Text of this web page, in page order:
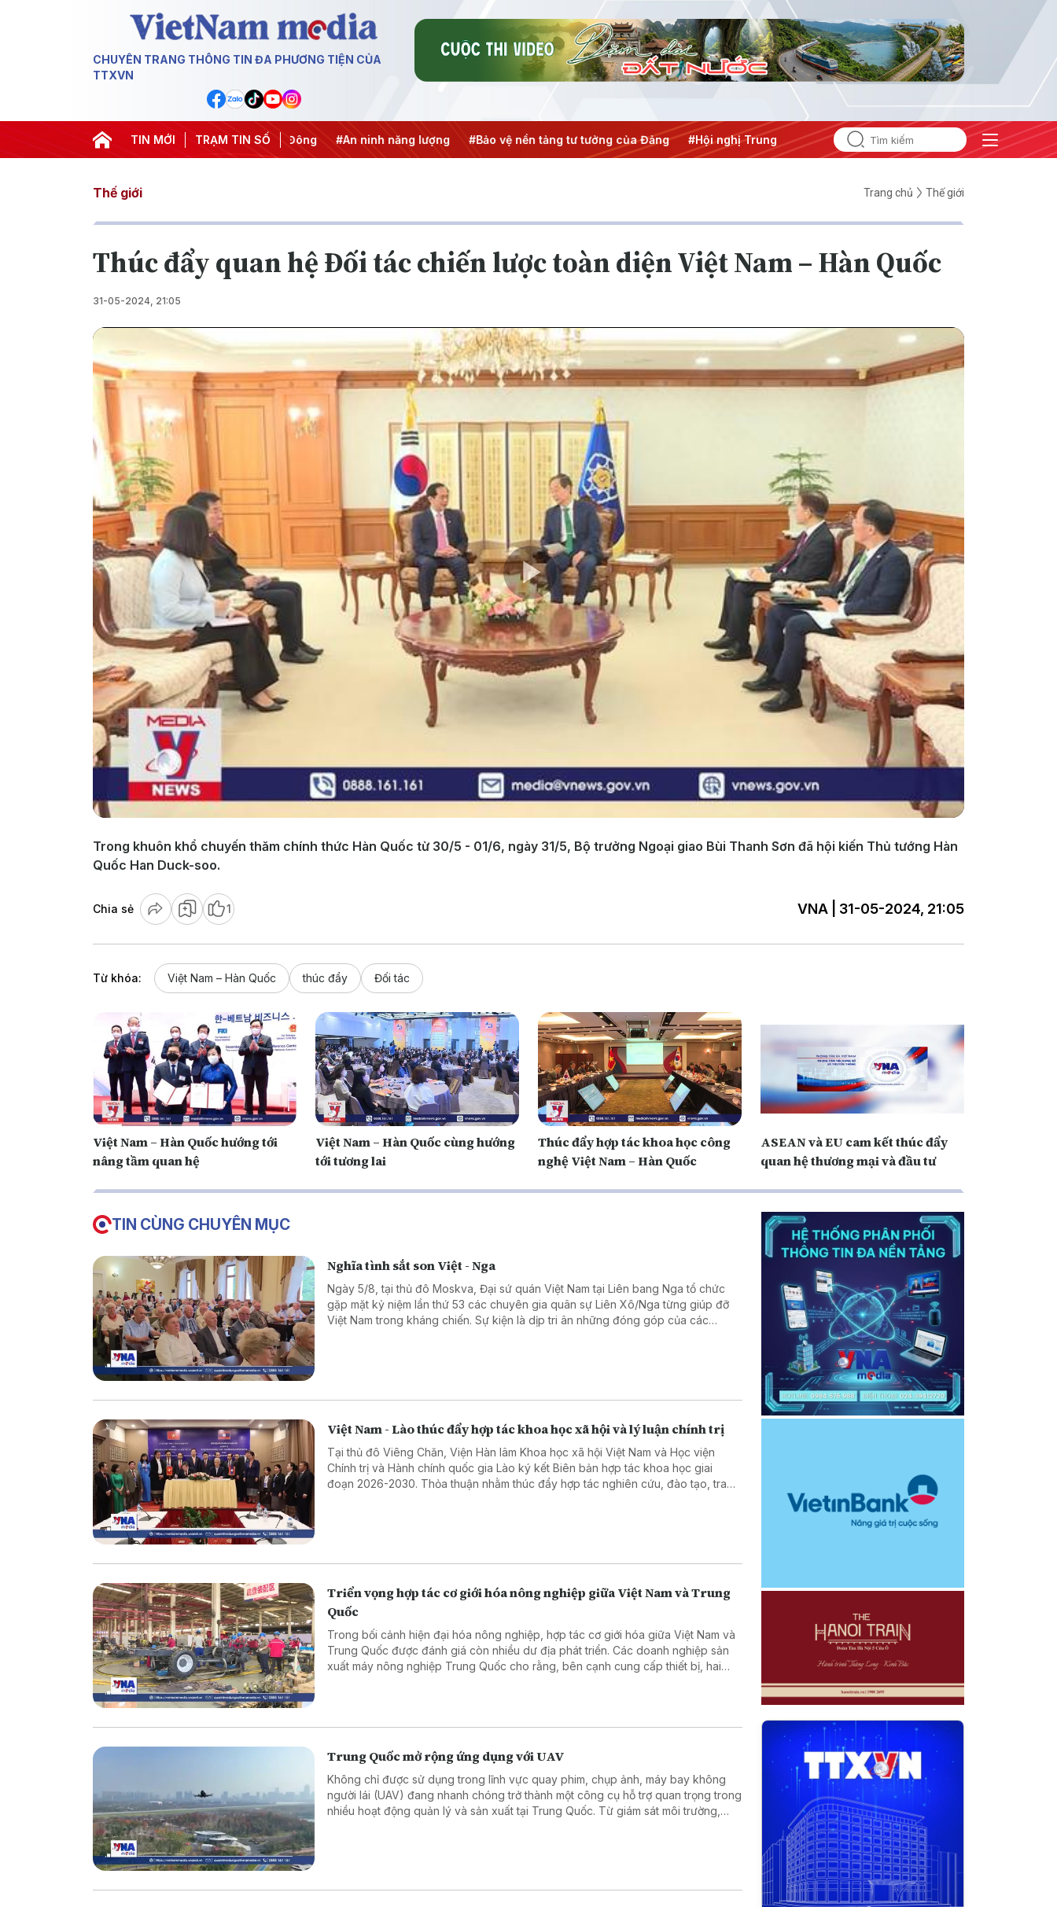
CHUYÊN TRANG THÔNG TIN ĐA PHƯƠNG TIỆN CỦA
TTXVN
TIN MỚI TRẠM TIN SỐ
#Chống khai thác IUU #Căng thẳng Trung Đông #An ninh năng lượng #Bảo vệ nền tảng tư tưởng của Đảng #Hội nghị Trung ương 3
Thế giới Trang chủ Thế giới
Thúc đẩy quan hệ Đối tác chiến lược toàn diện Việt Nam – Hàn Quốc
31-05-2024, 21:05
Play
Video
Trong khuôn khổ chuyến thăm chính thức Hàn Quốc từ 30/5 - 01/6, ngày 31/5, Bộ trưởng Ngoại giao Bùi Thanh Sơn đã hội kiến Thủ tướng Hàn
Quốc Han Duck-soo.
Chia sẻ 1 VNA | 31-05-2024, 21:05
Từ khóa: Việt Nam – Hàn Quốc thúc đẩy Đối tác
Việt Nam – Hàn Quốc hướng tới
nâng tầm quan hệ
Việt Nam – Hàn Quốc cùng hướng
tới tương lai
Thúc đẩy hợp tác khoa học công
nghệ Việt Nam – Hàn Quốc
ASEAN và EU cam kết thúc đẩy
quan hệ thương mại và đầu tư
TIN CÙNG CHUYÊN MỤC
Nghĩa tình sắt son Việt - Nga
Ngày 5/8, tại thủ đô Moskva, Đại sứ quán Việt Nam tại Liên bang Nga tổ chức
gặp mặt kỷ niệm lần thứ 53 các chuyên gia quân sự Liên Xô/Nga từng giúp đỡ
Việt Nam trong kháng chiến. Sự kiện là dịp tri ân những đóng góp của các
Việt Nam - Lào thúc đẩy hợp tác khoa học xã hội và lý luận chính trị
Tại thủ đô Viêng Chăn, Viện Hàn lâm Khoa học xã hội Việt Nam và Học viện
Chính trị và Hành chính quốc gia Lào ký kết Biên bản hợp tác khoa học giai
đoạn 2026-2030. Thỏa thuận nhằm thúc đẩy hợp tác nghiên cứu, đào tạo, trao
Triển vọng hợp tác cơ giới hóa nông nghiệp giữa Việt Nam và Trung
Quốc
Trong bối cảnh hiện đại hóa nông nghiệp, hợp tác cơ giới hóa giữa Việt Nam và
Trung Quốc được đánh giá còn nhiều dư địa phát triển. Các doanh nghiệp sản
xuất máy nông nghiệp Trung Quốc cho rằng, bên cạnh cung cấp thiết bị, hai
Trung Quốc mở rộng ứng dụng với UAV
Không chỉ được sử dụng trong lĩnh vực quay phim, chụp ảnh, máy bay không
người lái (UAV) đang nhanh chóng trở thành một công cụ hỗ trợ quan trọng trong
nhiều hoạt động quản lý và sản xuất tại Trung Quốc. Từ giám sát môi trường,